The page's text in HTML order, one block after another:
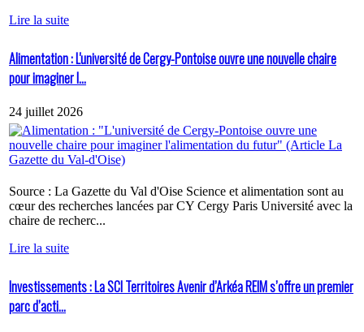
Lire la suite
Alimentation : L'université de Cergy-Pontoise ouvre une nouvelle chaire
pour imaginer l...
24 juillet 2026
Source : La Gazette du Val d'Oise Science et alimentation sont au
cœur des recherches lancées par CY Cergy Paris Université avec la
chaire de recherc...
Lire la suite
Investissements : La SCI Territoires Avenir d’Arkéa REIM s’offre un premier
parc d’acti...